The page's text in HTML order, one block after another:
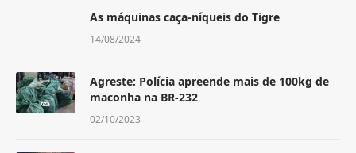
As máquinas caça-níqueis do Tigre
14/08/2024
Agreste: Polícia apreende mais de 100kg de
maconha na BR-232
02/10/2023